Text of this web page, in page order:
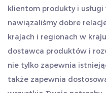
oszczędzać energię,
kontrolować koszty.
Nieruchomości
nieruchomości
handlowe i budynki
klientom produkty i
nawiązaliśmy dobre
krajach i regionach w
dostawca produktów i
nie tylko zapewnia
także zapewnia